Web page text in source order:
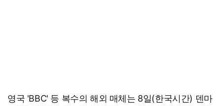
영국 'BBC' 등 복수의 해외 매체는 8일(한국시간) 덴마